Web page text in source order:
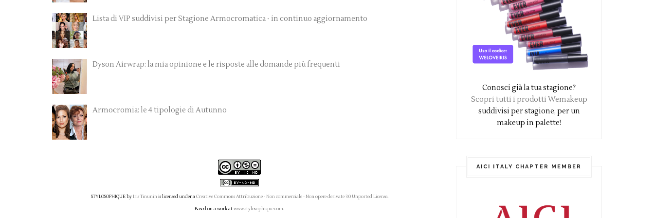
Lista di VIP suddivisi per Stagione Armocromatica - in continuo aggiornamento
Dyson Airwrap: la mia opinione e le risposte alle domande più frequenti
Armocromia: le 4 tipologie di Autunno
STYLOSOPHIQUEbyIris Tinuninis licensed under aCreative Commons Attribuzione - Non commerciale - Non opere derivate 3.0 Unported License.
Based on a work atwww.stylosophique.com.
Conosci già la tua stagione?
Scopri tutti i prodotti Wemakeup
suddivisi per stagione, per un
makeup in palette!
AICI ITALY CHAPTER MEMBER